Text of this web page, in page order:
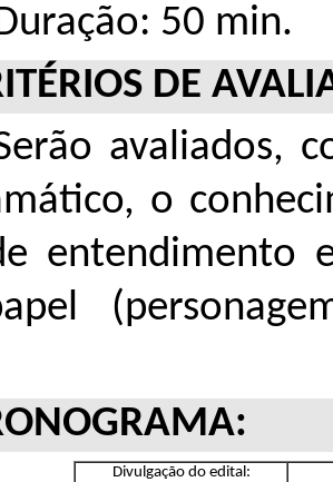
50 min.
DE
avaliados,
o
entendimento
Divulgação do edital: